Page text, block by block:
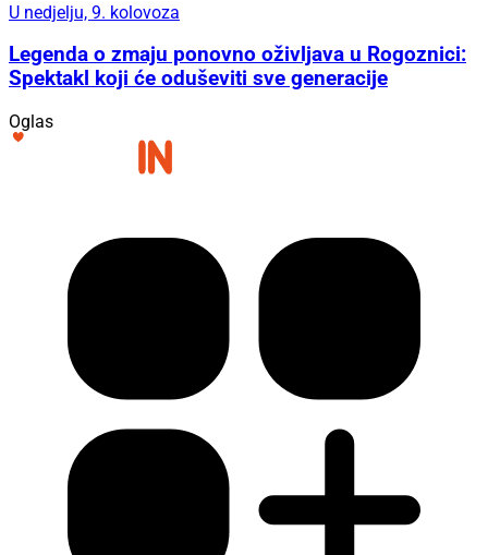
U nedjelju, 9. kolovoza
Legenda o zmaju ponovno oživljava u Rogoznici:
Spektakl koji će oduševiti sve generacije
Oglas